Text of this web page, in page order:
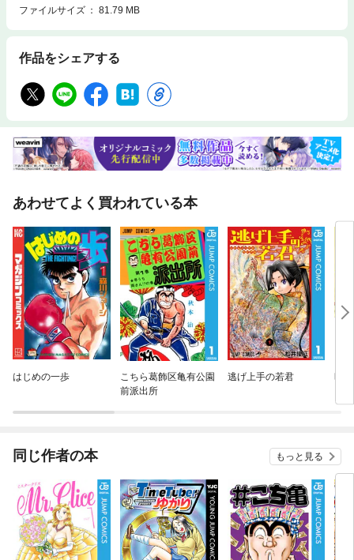
ファイルサイズ
81.79 MB
作品をシェアする
あわせてよく買われている本
はじめの一歩
こちら葛飾区亀有公園
前派出所
逃げ上手の若君
同じ作者の本 もっと見る